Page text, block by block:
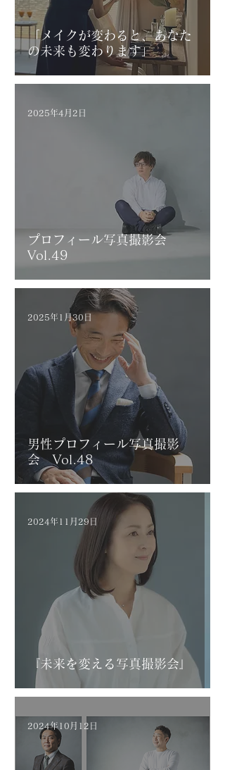
「メイクが変わると、あなた
の未来も変わります」
プロフィール写真撮影会
Vol.49
2025年4月2日
男性プロフィール写真撮影
会 Vol.48
2025年1月30日
『未来を変える写真撮影会』
2024年11月29日
2024年10月12日